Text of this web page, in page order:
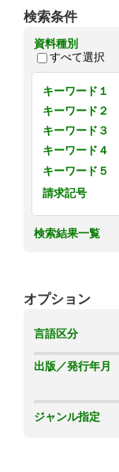
検索条件
資料種別
すべて選択
キーワード１
キーワード２
キーワード３
キーワード４
キーワード５
請求記号
検索結果一覧
オプション
言語区分
出版／発行年月
ジャンル指定